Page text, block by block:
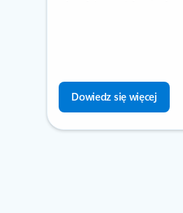
Dowiedz się więcej